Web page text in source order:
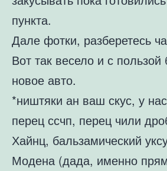
пункта.
Дале фотки, разберетесь
Вот так весело и с
новое авто.
*ништяки ан ваш скус, у
перец ссчп, перец чили
Хайнц, бальзамический
Модена (дада, именно